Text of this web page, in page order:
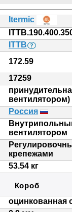
Itermic
ITTB ?
172.59
17259
вентилятором)
Россия
вентилятором
крепежами
53.54 кг
Короб
оцинкованная